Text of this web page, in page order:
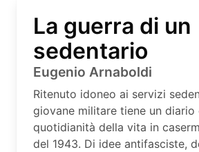
La guerra di un
sedentario
Eugenio Arnaboldi
Ritenuto idoneo ai servizi
giovane militare tiene un
quotidianità della vita in
del 1943. Di idee antifasciste,